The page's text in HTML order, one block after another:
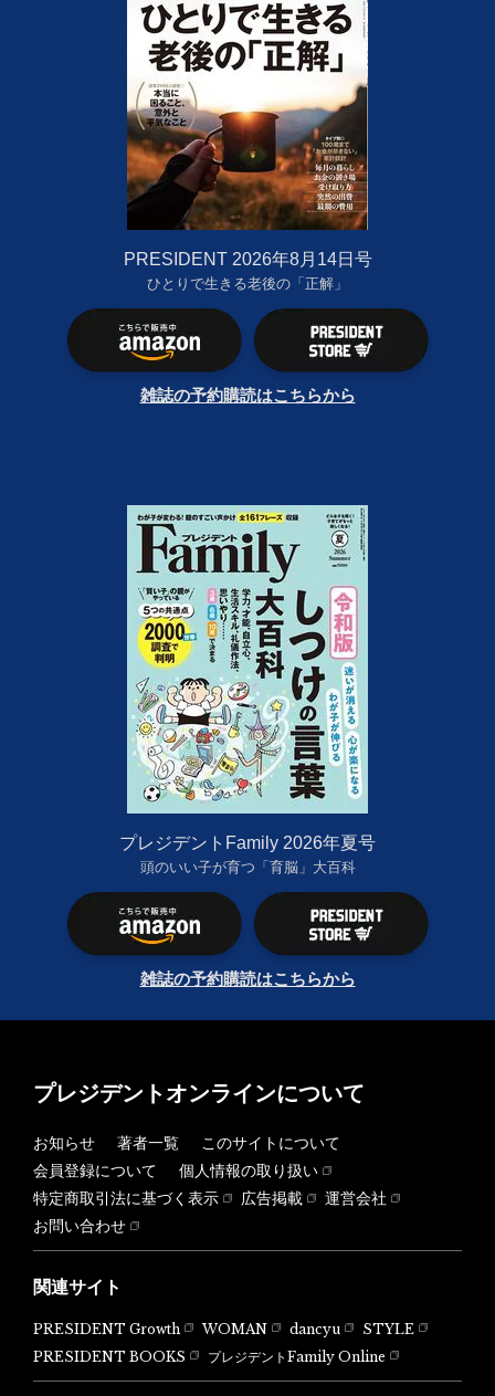
PRESIDENT 2026年8月14日号
ひとりで生きる老後の「正解」
雑誌の予約購読はこちらから
プレジデントFamily 2026年夏号
頭のいい子が育つ「育脳」大百科
雑誌の予約購読はこちらから
プレジデントオンラインについて
お知らせ 著者一覧
このサイトについて
会員登録について
個人情報の取り扱い
特定商取引法に基づく表示
広告掲載
運営会社
お問い合わせ
関連サイト
PRESIDENT Growth WOMAN dancyu
STYLE
PRESIDENT BOOKS
プレジデントFamily Online